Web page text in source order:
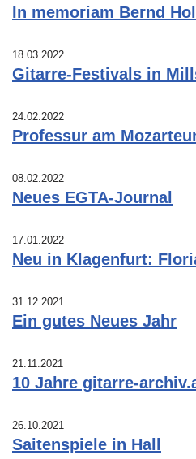
In memoriam Bernd
18.03.2022
Gitarre-Festivals in
24.02.2022
Professur am
08.02.2022
Neues EGTA-Journal
17.01.2022
Neu in Klagenfurt:
31.12.2021
Ein gutes Neues Jahr
21.11.2021
10 Jahre gitarre-
26.10.2021
Saitenspiele in Hall